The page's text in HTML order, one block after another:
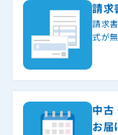
請求
請求
式が
中古
お届